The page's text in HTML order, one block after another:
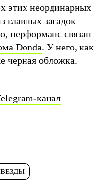
этих неординарных
главных загадок
перформанс связан
Donda. У него, как
черная обложка.
канал